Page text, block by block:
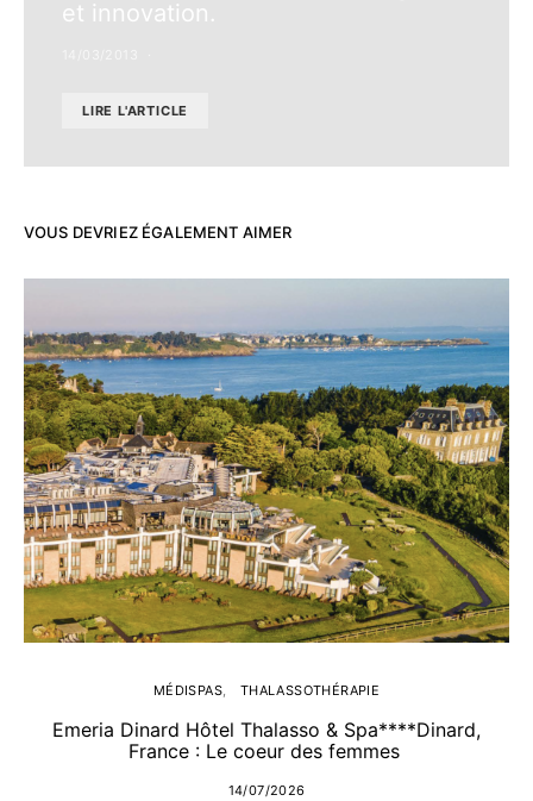
et innovation.
LIRE L'ARTICLE
VOUS DEVRIEZ ÉGALEMENT AIMER
MÉDISPAS THALASSOTHÉRAPIE
Emeria Dinard Hôtel Thalasso & Spa****Dinard,
France : Le coeur des femmes
14/07/2026